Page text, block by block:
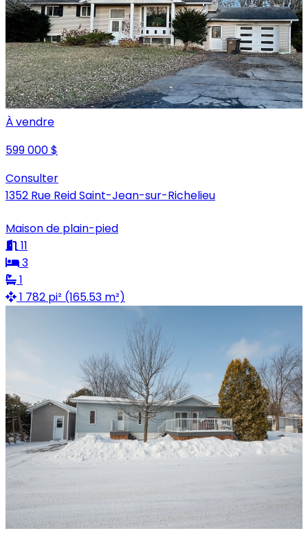
À vendre
599 000 $
Consulter
1352 Rue Reid Saint-Jean-sur-Richelieu
Maison de plain-pied
11
3
1
1 782 pi² (165.53 m²)